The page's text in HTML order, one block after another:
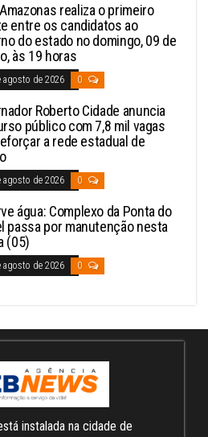
realiza o primeiro
entre os candidatos ao
do estado no domingo, 09 de
às 19 horas
agosto de 2026 0
Roberto Cidade anuncia
público com 7,8 mil vagas
a rede estadual de
agosto de 2026 0
água: Complexo da Ponta do
passa por manutenção nesta
(05)
agosto de 2026 0
instalada na cidade de